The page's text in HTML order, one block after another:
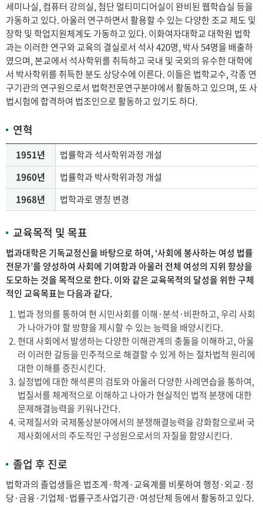
세미나실, 컴퓨터 강의실, 첨단 멀티미디어실이 완비된 웹학습실 등을
가동하고 있다. 아울러 연구하면서 활용할 수 있는 다양한 조교 제도 및
장학 및 학업지원체계도 가동하고 있다. 이화여자대학교 대학원 법학
과는 이러한 연구와 교육의 결실로서 석사 420명, 박사 54명을 배출하
였으며, 본교에서 석사학위를 취득하고 국내 및 국외의 유수한 대학에
서 박사학위를 취득한 분도 상당수에 이른다. 이들은 법학교수, 각종 연
구기관의 연구원으로서 법학전문연구분야에서 활동하고 있으며, 또 사
법시험에 합격하여 법조인으로 활동하고 있기도 하다.
연혁
1951년
법률학과 석사학위과정 개설
1960년
법률학과 박사학위과정 개설
1968년
법학과로 명칭 변경
교육목적 및 목표
법과대학은 기독교정신을 바탕으로 하여, ‘사회에 봉사하는 여성 법률
전문가’를 양성하여 사회에 기여함과 아울러 전체 여성의 지위 향상을
도모하는 것을 목적으로 한다. 이와 같은 교육목적의 달성을 위한 구체
적인 교육목표는 다음과 같다.
법과 정의를 통하여 현 시민사회를 이해·분석·비판하고, 우리 사회
가 나아가야 할 방향을 제시할 수 있는 능력을 배양시킨다.
현대 사회에서 발생하는 다양한 이해관계의 충돌을 이해하고, 아울
러 이러한 갈등을 민주적으로 해결할 수 있게 하는 절차법적 원리에
대한 이해를 증진시킨다.
실정법에 대한 해석론의 검토와 아울러 다양한 사례연습을 통하여,
법질서를 체계적으로 이해하고 나아가 현실적인 법적 분쟁에 대한
문제해결능력을 키워나간다.
국제질서와 국제통상분야에서의 분쟁해결능력을 강화함으로써 국
제사회에서의 주도적인 구성원으로서의 자질을 함양시킨다.
졸업 후 진로
법학과의 졸업생들은 법조계·학계·교육계를 비롯하여 행정·외교·정
당·금융·기업체·법률구조사업기관·여성단체 등에서 활동하고 있다.